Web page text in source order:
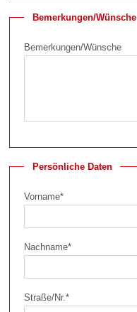
Bemerkungen/Wünsche
Bemerkungen/Wünsche
Persönliche Daten
Vorname*
Nachname*
Straße/Nr.*